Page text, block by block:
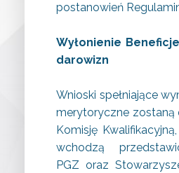
postanowień
Wyłonienie
darowizn
Wnioski spełniające
merytoryczne zostaną
Komisję
wchodzą
PGZ oraz